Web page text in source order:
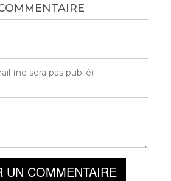
UN COMMENTAIRE